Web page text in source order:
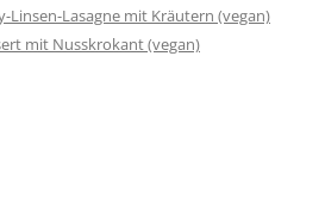
Linsen-Lasagne mit Kräutern (vegan)
mit Nusskrokant (vegan)